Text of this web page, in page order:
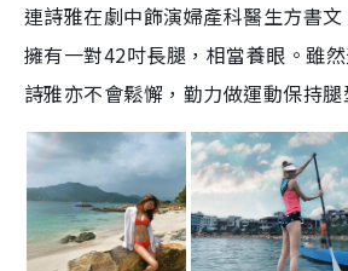
連詩雅在劇中飾演婦產科醫生方書文
擁有一對42吋長腿，相當養眼 。雖
詩雅亦不會鬆懈，勤力做運動保持腿